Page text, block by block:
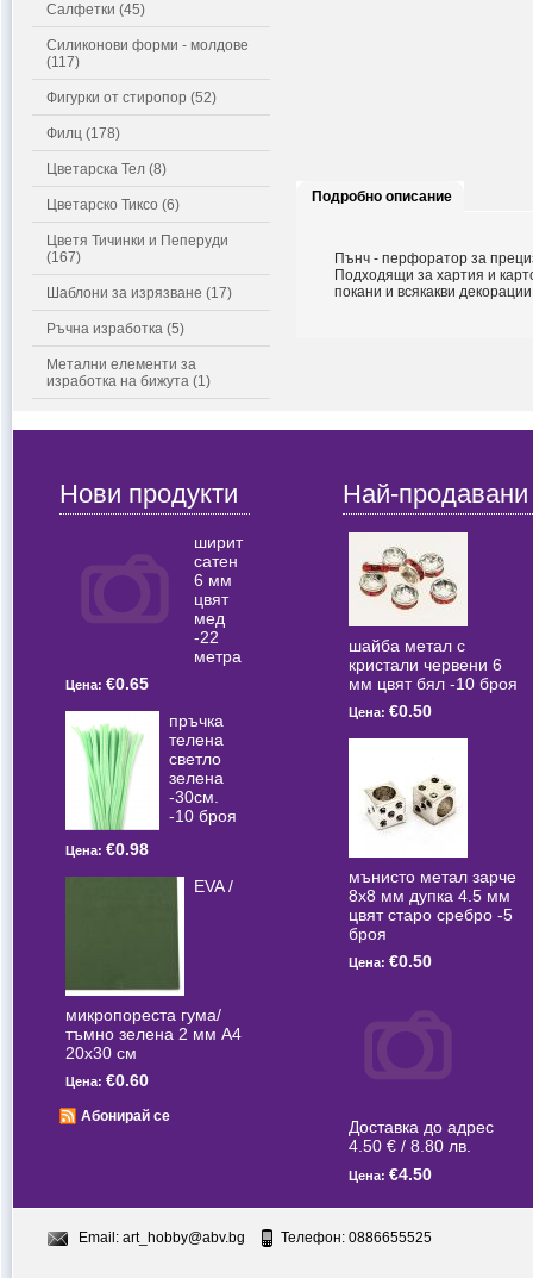
Салфетки (45)
Силиконови форми - молдове
(117)
Фигурки от стиропор (52)
Филц (178)
Цветарска Тел (8)
Цветарско Тиксо (6)
Цветя Тичинки и Пеперуди
(167)
Шаблони за изрязване (17)
Ръчна изработка (5)
Метални елементи за
изработка на бижута (1)
Подробно описание
Пънч - перфоратор за
Подходящи за хартия и
покани и всякакви
Нови продукти
ширит
сатен
6 мм
цвят
мед
-22
метра
Цена: €0.65
пръчка
телена
светлo
зелена
-30см.
-10 броя
Цена: €0.98
EVA /
микропореста гума/
тъмно зелена 2 мм А4
20x30 см
Цена: €0.60
Абонирай се
Най-продавани
шайба метал с
кристали червени 6
мм цвят бял -10 броя
Цена: €0.50
мънисто метал зарче
8x8 мм дупка 4.5 мм
цвят старо сребро -5
броя
Цена: €0.50
Доставка до адрес
4.50 € / 8.80 лв.
Цена: €4.50
Email: art_hobby@abv.bg Телефон: 0886655525